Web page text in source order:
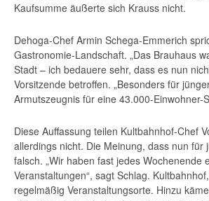
Kaufsumme äußerte sich Krauss nicht.
Dehoga-Chef Armin Schega-Emmerich
Gastronomie-Landschaft. „Das Brauhaus
Stadt – ich bedauere sehr, dass es nun
Vorsitzende betroffen. „Besonders für
Armutszeugnis für eine 43.000-
Diese Auffassung teilen Kultbahnhof-Chef
allerdings nicht. Die Meinung, dass nun
falsch. „Wir haben fast jedes
Veranstaltungen“, sagt Schlag.
regelmäßig Veranstaltungsorte. Hinzu